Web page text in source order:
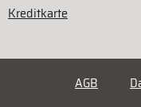
Kreditkarte
AGB